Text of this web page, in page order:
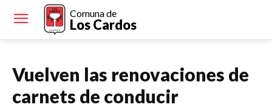
Comuna de
Los Cardos
Vuelven las renovaciones de
carnets de conducir